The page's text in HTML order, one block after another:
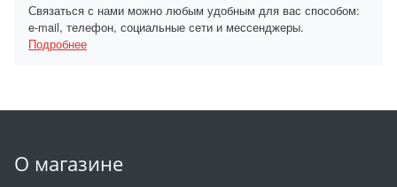
Связаться с нами можно любым удобным для вас способом:
e-mail, телефон, социальные сети и мессенджеры.
Подробнее
О магазине